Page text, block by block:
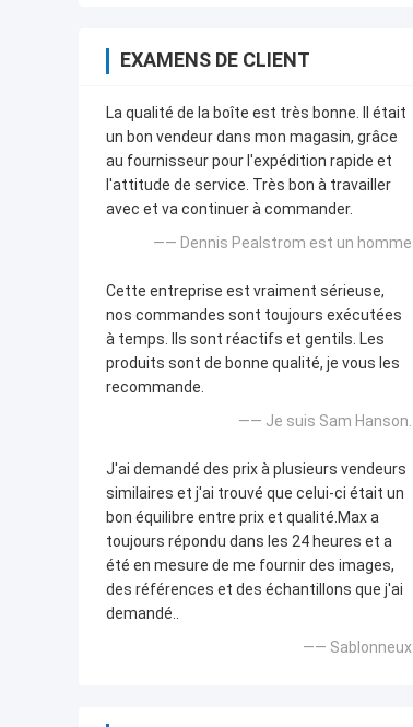
EXAMENS DE CLIENT
La qualité de la boîte est très bonne. Il était
un bon vendeur dans mon magasin, grâce
au fournisseur pour l'expédition rapide et
l'attitude de service. Très bon à travailler
avec et va continuer à commander.
—— Dennis Pealstrom est un homme
Cette entreprise est vraiment sérieuse,
nos commandes sont toujours exécutées
à temps. Ils sont réactifs et gentils. Les
produits sont de bonne qualité, je vous les
recommande.
—— Je suis Sam Hanson.
J'ai demandé des prix à plusieurs vendeurs
similaires et j'ai trouvé que celui-ci était un
bon équilibre entre prix et qualité.Max a
toujours répondu dans les 24 heures et a
été en mesure de me fournir des images,
des références et des échantillons que j'ai
demandé..
—— Sablonneux